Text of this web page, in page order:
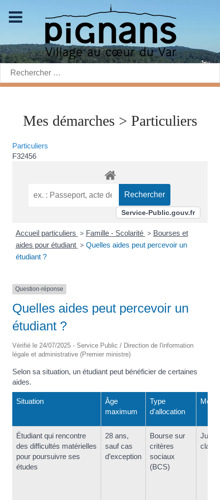
Rechercher:
Mes démarches > Particuliers
Particuliers
F32456
Service-Public.gouv.fr
Accueil particuliers > Famille - Scolarité > Bourses et
aides pour étudiant > Quelles aides peut percevoir un
étudiant ?
Question-réponse
Quelles aides peut percevoir un
étudiant ?
Vérifié le 24/07/2025 - Service Public / Direction de l'information
légale et administrative (Premier ministre)
Selon sa situation, un étudiant peut bénéficier de certaines
aides.
Situation
Âge
maximum
Type
d'allocation
Étudiant qui rencontre
des difficultés matérielles
pour poursuivre ses
études
28 ans,
sauf cas
d’exception
Bourse sur
critères
sociaux
(BCS)